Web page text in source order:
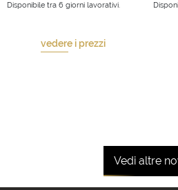
Disponibile tra 6 giorni lavorativi.
vedere i prezzi
Vedi altre